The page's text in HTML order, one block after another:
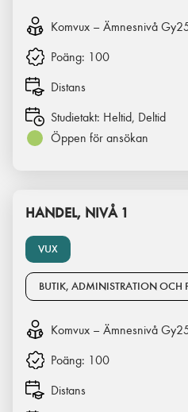
Komvux – Ämnesnivå
Poäng: 100
Distans
Studietakt: Heltid, Deltid
Öppen för ansökan
VUX
HANDEL, NIVÅ 1
BUTIK, ADMINISTRATION OCH
Komvux – Ämnesnivå
Poäng: 100
Distans